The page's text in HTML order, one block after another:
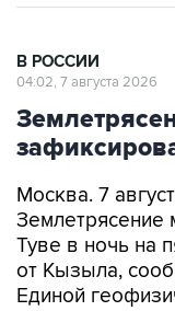
В РОССИИ
04:02, 7 августа 2026
Москва. 7
Землетрясение
Туве в ночь на
от Кызыла,
Единой